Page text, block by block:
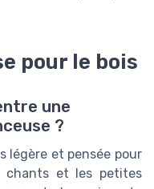
pour le bois
une
?
légère et pensée pour
chants et les petites